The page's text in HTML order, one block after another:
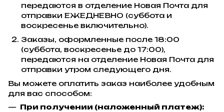
передаются в отделение Новая Почта для
отправки ЕЖЕДНЕВНО (суббота и
воскресенье включительно).
Заказы, оформленные после 18:00
(суббота, воскресенье до 17:00),
передаются на отделение Новая Почта для
отправки утром следующего дня.
Вы можете оплатить заказ наиболее удобным
для вас способом:
При получении (наложенный платеж):